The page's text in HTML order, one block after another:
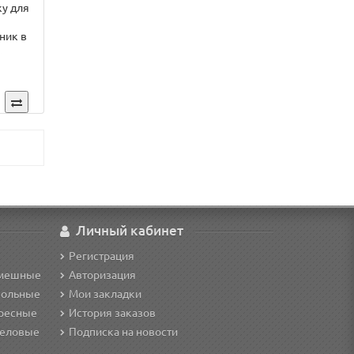
для
в
Личный кабинет
Регистрация
Авторизация
Мои закладки
История заказов
Подписка на новости